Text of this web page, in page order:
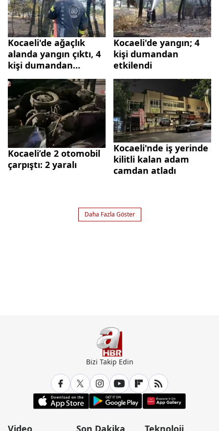
Kocaeli'de ağaçlık
alanda yangın çıktı, 4
kişi dumandan
etkilendi
Kocaeli'de yangın; 4
kişi dumandan
etkilendi
Kocaeli’de 2 otomobil
çarpıştı: 2 yaralı
Kocaeli'nde iş yerinde
kilitli kalan adam
camdan atladı
Daha Fazla Göster
Bizi Takip Edin
Video Son Dakika Teknoloji